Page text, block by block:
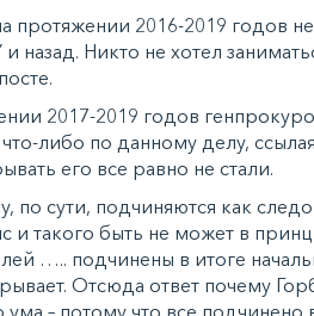
протяжении 2016-2019 годов
назад. Никто не хотел
2017-2019 годов
либо по данному делу,
его все равно не стали.
по сути, подчиняются как
и такого быть не может в
….. подчинены в итоге
Отсюда ответ почему
ума – потому что все